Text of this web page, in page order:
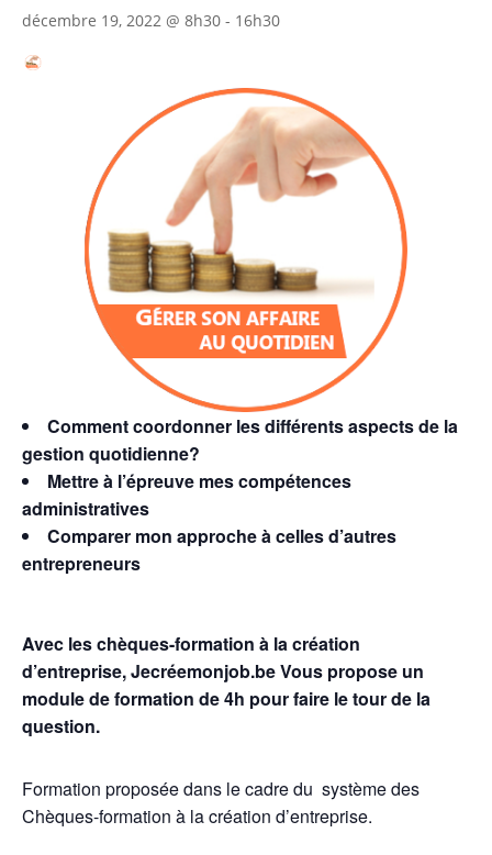
décembre 19, 2022 @ 8h30 - 16h30
Comment coordonner les différents aspects de la
gestion quotidienne?
Mettre à l’épreuve mes compétences
administratives
Comparer mon approche à celles d’autres
entrepreneurs
Avec les chèques-formation à la création
d’entreprise,Jecréemonjob.be Vous propose un
module de formation de 4h pour faire le tour de la
question.
Formation proposée dans le cadre du système des
Chèques-formation à la création d’entreprise.